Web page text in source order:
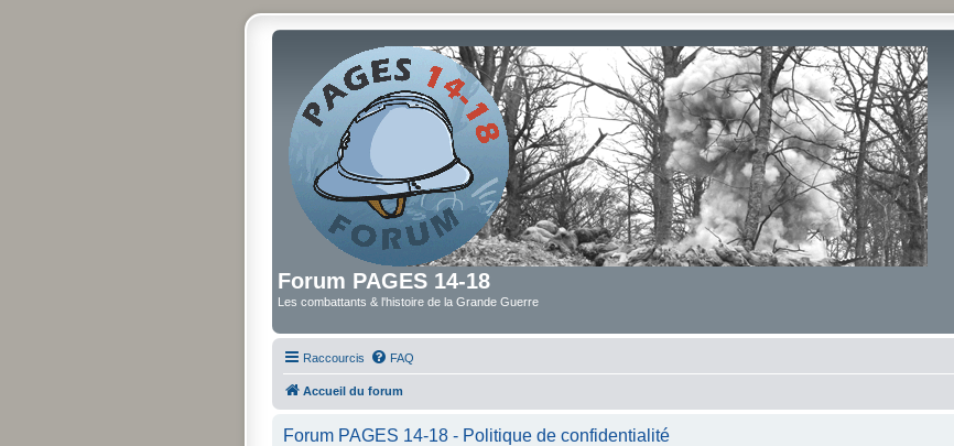
Forum PAGES 14-18
Les combattants & l'histoire de la Grande Guerre
Raccourcis FAQ
Accueil du forum
Forum PAGES 14-18 - Politique de confidentialité